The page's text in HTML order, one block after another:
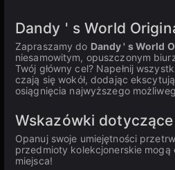
Dandy ' s World
Zapraszamy do Dandy ' s World
niesamowitym, opuszczonym
Twój główny cel? Napełnij
czają się wokół, dodając
osiągnięcia najwyższego
Wskazówki
Opanuj swoje umiejętności
przedmioty kolekcjonerskie
miejsca!